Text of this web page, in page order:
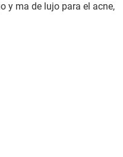
y ma de lujo para el acne,